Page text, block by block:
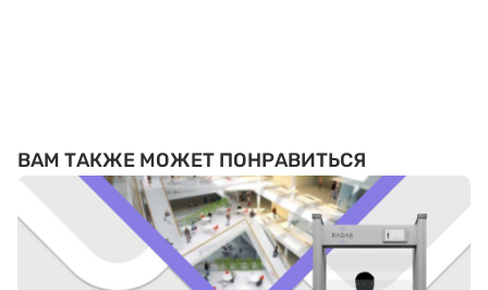
ВАМ ТАКЖЕ МОЖЕТ ПОНРАВИТЬСЯ